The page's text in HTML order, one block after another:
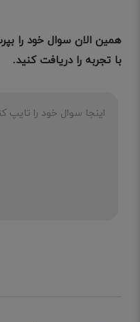
با تجربه را دریافت کنید.